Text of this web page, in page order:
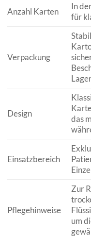
Anzahl Karten
In
für
Verpackung
Design
das
Einsatzbereich
Pflegehinweise
Zur
um